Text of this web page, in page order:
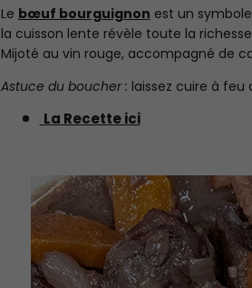
Le bœuf bourguignon est un
la cuisson lente révèle toute la
Mijoté au vin rouge, accompagné de
Astuce du boucher : laissez cuire à
La Recette ici